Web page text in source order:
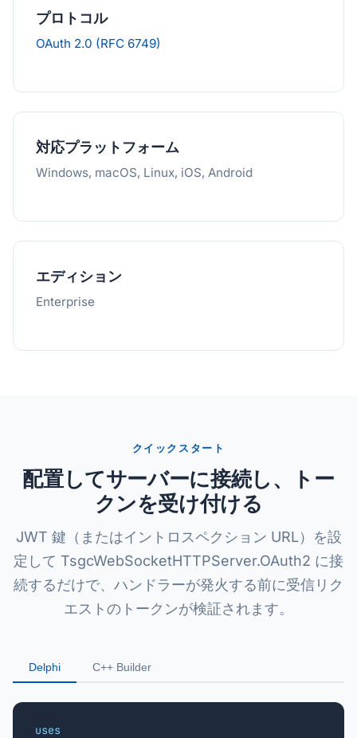
プロトコル
OAuth 2.0 (RFC 6749)
対応プラットフォーム
Windows, macOS, Linux, iOS, Android
エディション
Enterprise
クイックスタート
配置してサーバーに接続し、トー
クンを受け付ける
JWT 鍵（またはイントロスペクション URL）を設
定して TsgcWebSocketHTTPServer.OAuth2 に接
続するだけで、ハンドラーが発火する前に受信リク
エストのトークンが検証されます。
Delphi C++ Builder
uses